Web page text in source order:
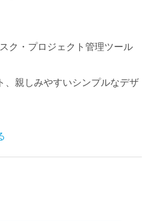
ク・プロジェクト管理ツール
、親しみやすいシンプルなデザ